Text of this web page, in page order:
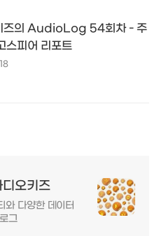
즈의 AudioLog 54회차 - 주
스피어 리포트
오키즈
와 다양한 데이터
그